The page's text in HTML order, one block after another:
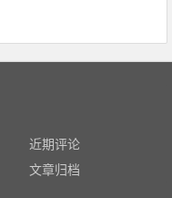
近期评论
文章归档